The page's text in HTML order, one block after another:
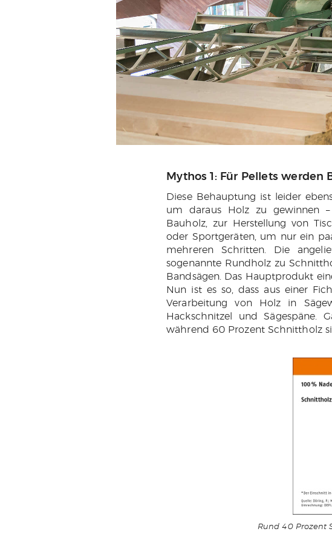
Mythos 1: Für Pellets
Diese Behauptung ist leider
um daraus Holz zu gewinnen
Bauholz, zur Herstellung von
oder Sportgeräten, um nur ein
mehreren Schritten. Die
sogenannte Rundholz zu
Bandsägen. Das Hauptprodukt
Nun ist es so, dass aus einer
Verarbeitung von Holz in
Hackschnitzel und Sägespäne.
während 60 Prozent Schnittholz
Rund 40 Prozent